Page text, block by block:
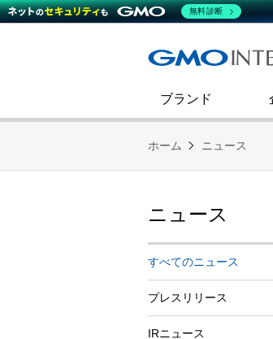
ブランド
会社概要
技術ブログ
インターネット
コミュニケーシ
ダイバーシティ
熊谷正寿が語る
財務・業績
第二新卒採用
ホーム ニュース
ニュース
すべてのニュース
プレスリリース
IRニュース
無料診断